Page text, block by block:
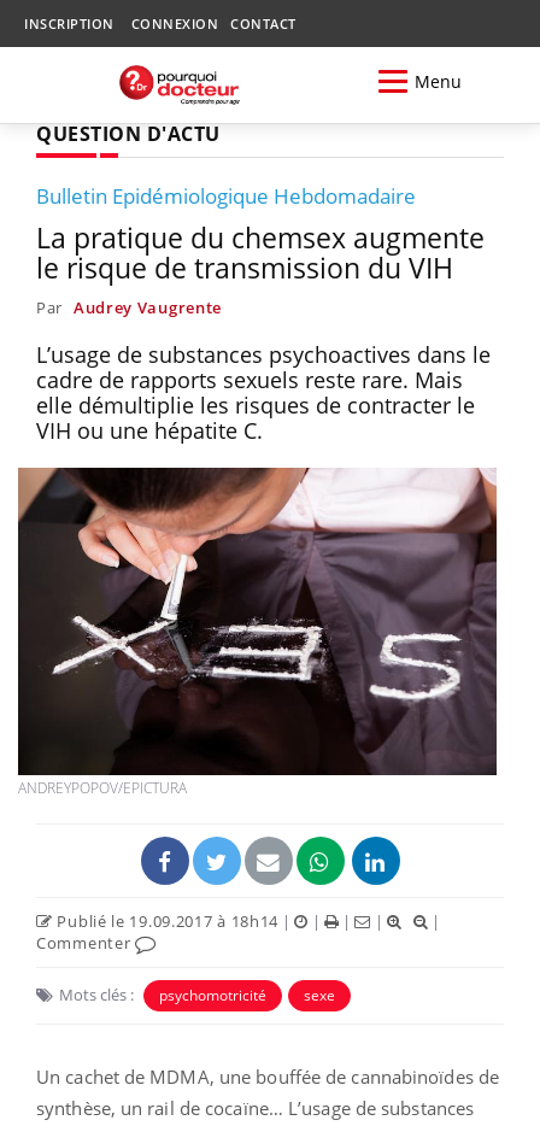
INSCRIPTION CONNEXION CONTACT
Menu
QUESTION D'ACTU
Bulletin Epidémiologique Hebdomadaire
La pratique du chemsex augmente
le risque de transmission du VIH
Par Audrey Vaugrente
L’usage de substances psychoactives dans le
cadre de rapports sexuels reste rare. Mais
elle démultiplie les risques de contracter le
VIH ou une hépatite C.
ANDREYPOPOV/EPICTURA
Publié le 19.09.2017 à 18h14 | | | |
|
Commenter
Mots clés : psychomotricité sexe
Un cachet de MDMA, une bouffée de cannabinoïdes de
synthèse, un rail de cocaïne… L’usage de substances